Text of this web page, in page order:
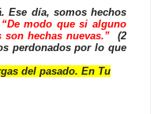
Ese día, somos hechos
“De modo que si alguno
hechas nuevas.”
(2
perdonados por lo que
del pasado. En Tu